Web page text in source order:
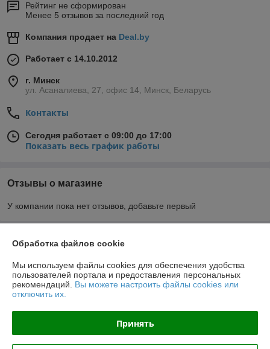
Рейтинг не сформирован
Менее 5 отзывов за последний год
Компания продает на Deal.by
Работает с 14.10.2012
г. Минск
ул. Асаналиева, 27, офис 14, Минск, Беларусь
Контакты
Сегодня работает с 09:00 до 17:00
Показать весь график работы
Отзывы о магазине
У компании пока нет отзывов, добавьте первый
О нас
Контакты
Доставка и оплата
Обработка файлов cookie
Мы используем файлы cookies для обеспечения удобства
пользователей портала и предоставления персональных
рекомендаций. Вы можете настроить файлы cookies или
отключить их.
Принять